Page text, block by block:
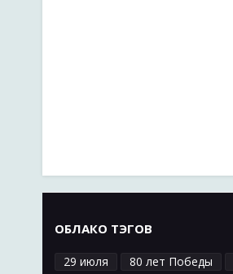
ОБЛАКО ТЭГОВ
29 июля 80 лет Победы